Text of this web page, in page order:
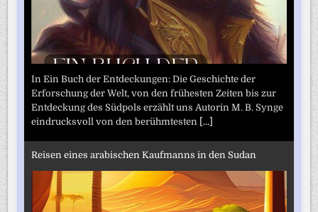
In Ein Buch der Entdeckungen: Die Geschichte der
Erforschung der Welt, von den frühesten Zeiten bis zur
Entdeckung des Südpols erzählt uns Autorin M. B. Synge
eindrucksvoll von den berühmtesten [...]
Reisen eines arabischen Kaufmanns in den Sudan